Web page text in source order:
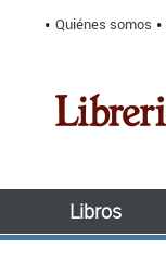
Quiénes somos
Libros